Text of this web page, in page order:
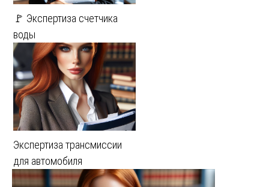
🚩 Экспертиза счетчика
воды
Экспертиза трансмиссии
для автомобиля